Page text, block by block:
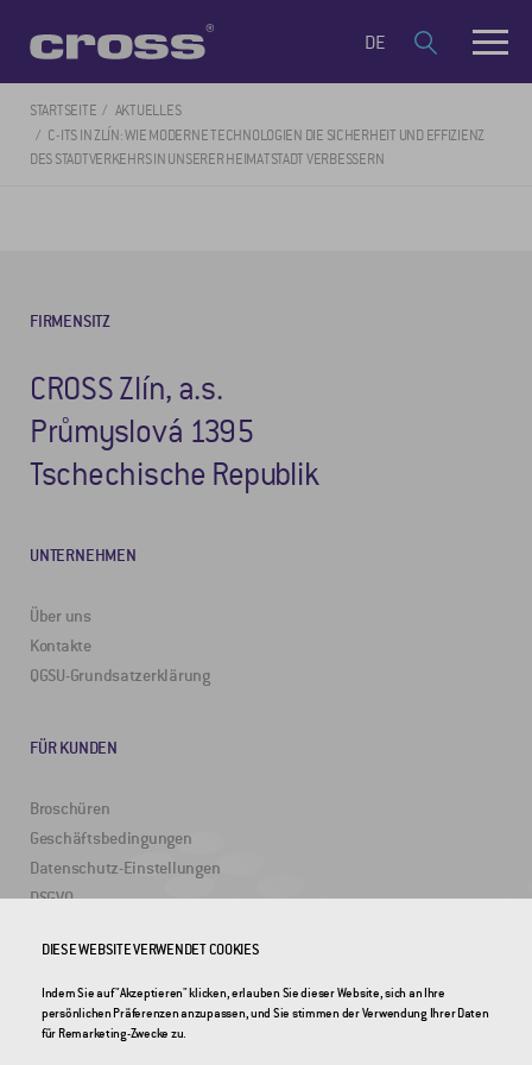
DE
STARTSEITE
AKTUELLES
C-ITS IN ZLÍN: WIE MODERNE TECHNOLOGIEN DIE SICHERHEIT UND EFFIZIENZ
DES STADTVERKEHRS IN UNSERER HEIMATSTADT VERBESSERN
FIRMENSITZ
CROSS Zlín, a.s.
Průmyslová 1395
Tschechische Republik
UNTERNEHMEN
Über uns
Kontakte
QGSU-Grundsatzerklärung
FÜR KUNDEN
Broschüren
Geschäftsbedingungen
Datenschutz-Einstellungen
DSGVO
2DRoad
DIESE WEBSITE VERWENDET COOKIES
Indem Sie auf "Akzeptieren" klicken, erlauben Sie dieser Website, sich an Ihre
persönlichen Präferenzen anzupassen, und Sie stimmen der Verwendung Ihrer Daten
für Remarketing-Zwecke zu.